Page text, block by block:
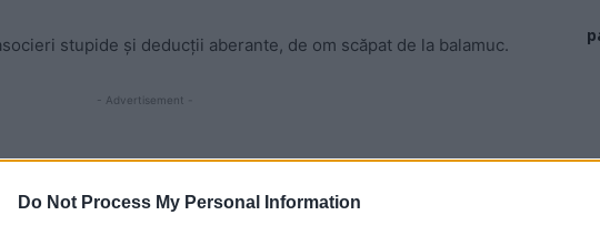
Do Not Process My Personal Information
stupide și deducții aberante, de om scăpat de la balamuc.
- Advertisement -